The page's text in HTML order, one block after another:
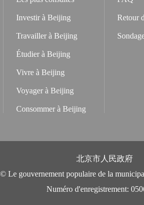
Investir à Beijing
Travailler à Beijing
Étudier à Beijing
Vivre à Beijing
Voyager à Beijing
Consommer à Beijing
Retour
北京市人民政府
Le gouvernement populaire de la
Numéro d'enregistrement: